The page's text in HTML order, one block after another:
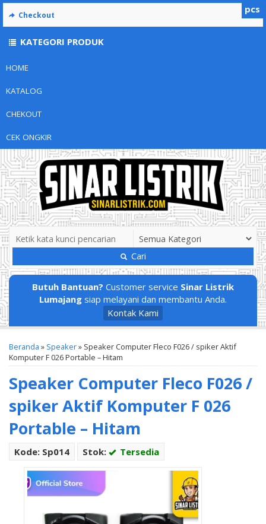
HOME
KATALOG
CHEKOUT
CEK ONGKIR
Cari
Butuh Bantuan? Customer service Sinar Listrik
Lumajang siap melayani dan membantu Anda.
Kontak Kami
Beranda » Speaker» Speaker Computer Fleco F026 / spiker Aktif
Komputer F 026 Portable – Hitam
Speaker Computer Fleco F026 /
spiker Aktif Komputer F 026
Portable – Hitam
Kode: Sp014 Stok: Tersedia
pcs
Checkout
KATEGORI PRODUK